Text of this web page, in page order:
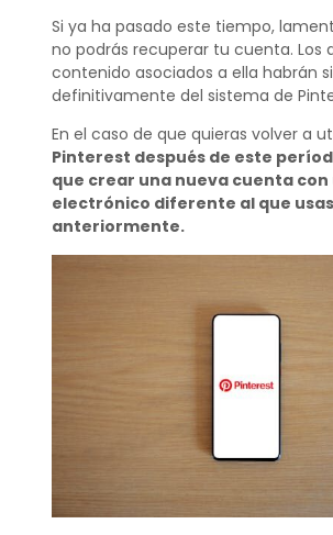
Si ya ha pasado este tiempo,
no podrás recuperar tu cuenta. Los
contenido asociados a ella habrán
definitivamente del sistema de
En el caso de que quieras volver a
Pinterest después de este
que crear una nueva cuenta
electrónico diferente al que
anteriormente.